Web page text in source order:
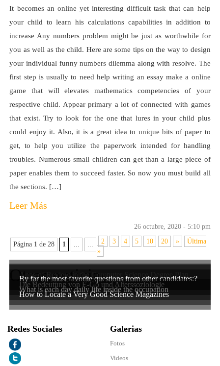
It becomes an online yet interesting difficult task that can help
your child to learn his calculations capabilities in addition to
increase Any numbers problem might be just as worthwhile for
you as well as the child. Here are some tips on the way to design
your individual funny numbers dilemma along with resolve. The
first step is usually to need help writing an essay make a online
game that will elevates mathematics competencies of your
respective child. Appear primary a lot of connected with games
that exist. Try to look for the one that lures in your child plus
could enjoy it. Also, it is a great idea to unique bits of paper to
get, to help you utilize the paperwork intended for handling
troubles. Numerous small children can get than a large piece of
paper enables them to succeed faster. So now you must build all
the sections. […]
Leer Más
26 octubre, 2020 - 5:10 pm
Página 1 de 28 1 2 3 4 5
... 10 20
... »
Última
»
Otras noticias
Apps of Review in the Computer Science Degree Plan
Einige Beispiele für soziale Klassifikationen
Die Bedeutung von E-Go und Alterssoziologie
By far the most favorite questions from other candidates:?
What is each day daily life inside the occupation
How to Locate a Very Good Science Magazines
Redes Sociales Galerias
Fotos
Videos